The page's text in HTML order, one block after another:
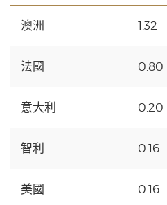
澳洲 1.32
法國 0.80
意大利 0.20
智利 0.16
美國 0.16